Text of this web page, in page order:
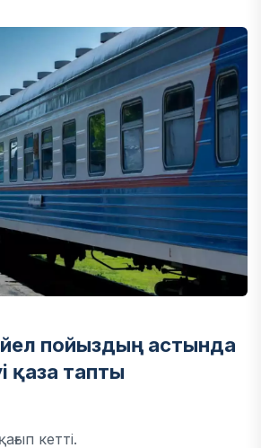
пойыздың астында
қаза тапты
кетті.